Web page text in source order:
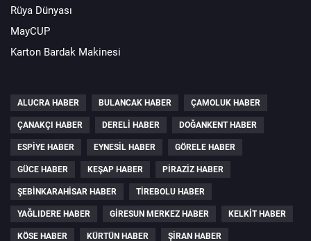
Rüya Dünyası
MayCUP
Karton Bardak Makinesi
ALUCRA HABER BULANCAK HABER ÇAMOLUK HABER
ÇANAKÇI HABER DERELI HABER DOĞANKENT HABER
ESPIYE HABER EYNESIL HABER GÖRELE HABER
GÜCE HABER KEŞAP HABER PIRAZIZ HABER
ŞEBINKARAHISAR HABER TIREBOLU HABER
YAĞLIDERE HABER GIRESUN MERKEZ HABER KELKIT HABER
KÖSE HABER KÜRTÜN HABER ŞIRAN HABER